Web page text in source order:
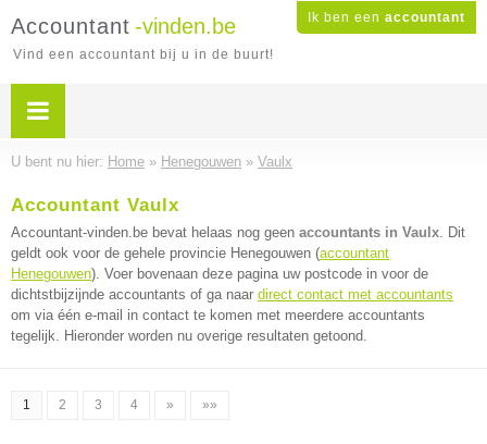
Ik ben een accountant
Accountant -vinden.be
Vind een accountant bij u in de buurt!
U bent nu hier: Home » Henegouwen » Vaulx
Accountant Vaulx
Accountant-vinden.be bevat helaas nog geen accountants in Vaulx. Dit
geldt ook voor de gehele provincie Henegouwen (accountant
Henegouwen). Voer bovenaan deze pagina uw postcode in voor de
dichtstbijzijnde accountants of ga naar direct contact met accountants
om via één e-mail in contact te komen met meerdere accountants
tegelijk. Hieronder worden nu overige resultaten getoond.
1 2 3 4 » »»